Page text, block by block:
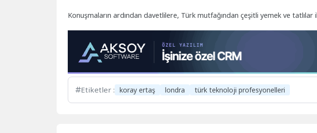
Konuşmaların ardından davetlilere, Türk mutfağından çeşitli yemek ve tatlılar
Etiketler : koray ertaş londra türk teknoloji profesyonelleri